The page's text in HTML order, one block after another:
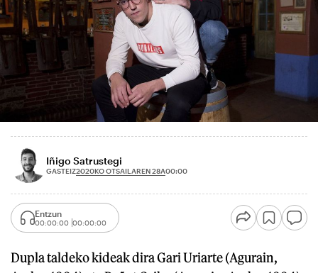
Iñigo Satrustegi
GASTEIZ2020KO OTSAILAREN 28A00:00
Entzun
00:00:00 00:00:00
Dupla taldeko kideak dira Gari Uriarte (Agurain,